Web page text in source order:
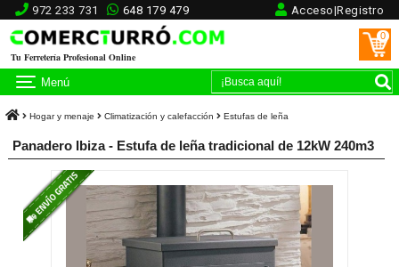
972 233 731 648 179 479 Acceso|Registro
Tu Ferretería Profesional Online
0
Menú
Hogar y menaje Climatización y calefacción Estufas de leña
Panadero Ibiza - Estufa de leña tradicional de 12kW 240m3